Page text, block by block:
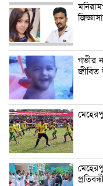
গভীর
জীবিত